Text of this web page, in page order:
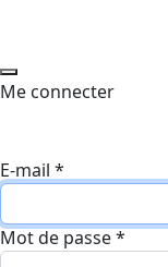
Me connecter
E-mail *
Mot de passe*